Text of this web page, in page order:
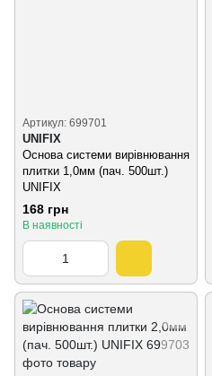
Артикул: 699701
UNIFIX
Основа системи вирівнювання
плитки 1,0мм (пач. 500шт.)
UNIFIX
168 грн
В наявності